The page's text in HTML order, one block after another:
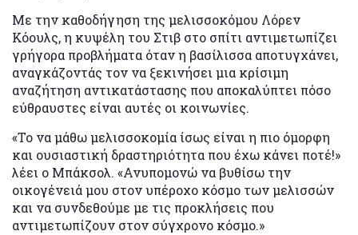
Με την καθοδήγηση της μελισσοκόμου Λόρεν
Κόουλς, η κυψέλη του Στιβ στο σπίτι αντιμετωπίζει
γρήγορα προβλήματα όταν η βασίλισσα αποτυγχάνει,
αναγκάζοντάς τον να ξεκινήσει μια κρίσιμη
αναζήτηση αντικατάστασης που αποκαλύπτει πόσο
εύθραυστες είναι αυτές οι κοινωνίες.
«Το να μάθω μελισσοκομία ίσως είναι η πιο όμορφη
και ουσιαστική δραστηριότητα που έχω κάνει ποτέ!»
λέει ο Μπάκσολ. «Ανυπομονώ να βυθίσω την
οικογένειά μου στον υπέροχο κόσμο των μελισσών
και να συνδεθούμε με τις προκλήσεις που
αντιμετωπίζουν στον σύγχρονο κόσμο.»